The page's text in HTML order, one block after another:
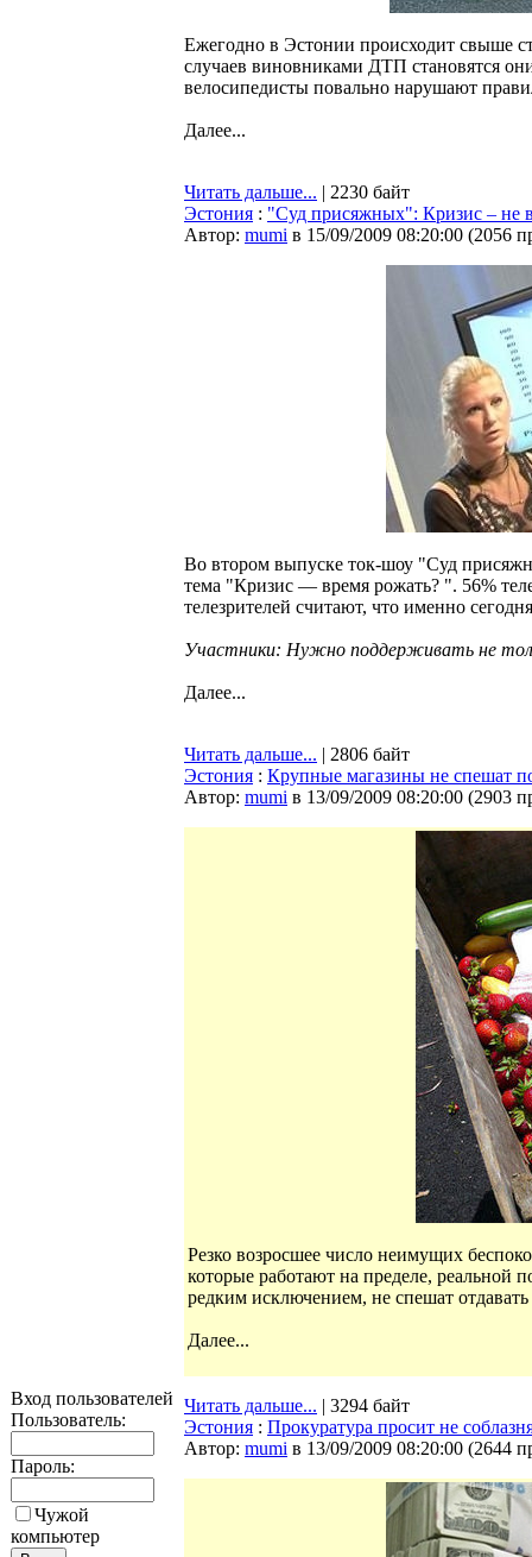
Вход пользователей
Пользователь:
Пароль:
Чужой
компьютер
Ежегодно в Эстонии происходит свыше
случаев виновниками ДТП становятся
велосипедисты повально нарушают
Далее...
Читать дальше... | 2230 байт
Эстония : "Суд присяжных": Кризис – не
Автор: mumi в 15/09/2009 08:20:00 (2056
Во втором выпуске ток-шоу "Суд
тема "Кризис — время рожать? ". 56%
телезрителей считают, что именно
Участники: Нужно поддерживать не
Далее...
Читать дальше... | 2806 байт
Эстония : Крупные магазины не спешат
Автор: mumi в 13/09/2009 08:20:00 (2903
Резко возросшее число неимущих
которые работают на пределе, реальной
редким исключением, не спешат
Далее...
Читать дальше... | 3294 байт
Эстония : Прокуратура просит не
Автор: mumi в 13/09/2009 08:20:00 (2644